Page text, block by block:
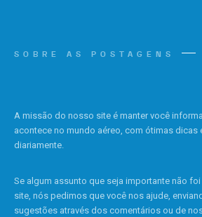
SOBRE AS POSTAGENS
A missão do nosso site é manter você
acontece no mundo aéreo, com ótimas dicas
diariamente.
Se algum assunto que seja importante não
site, nós pedimos que você nos ajude,
sugestões através dos comentários ou de